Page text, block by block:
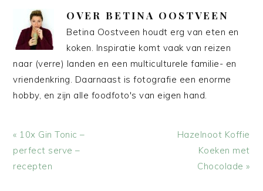
OVER BETINA OOSTVEEN
Betina Oostveen houdt erg van eten en
koken. Inspiratie komt vaak van reizen
naar (verre) landen en een multiculturele familie- en
vriendenkring. Daarnaast is fotografie een enorme
hobby, en zijn alle foodfoto's van eigen hand.
Vorig
bericht:
« 10x Gin Tonic –
perfect serve –
recepten
Volgend
bericht:
Hazelnoot Koffie
Koeken met
Chocolade »